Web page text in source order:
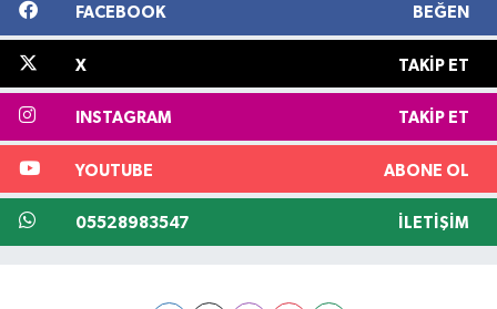
FACEBOOK BEĞEN
X TAKIP ET
INSTAGRAM TAKIP ET
YOUTUBE ABONE OL
05528983547 İLETIŞIM